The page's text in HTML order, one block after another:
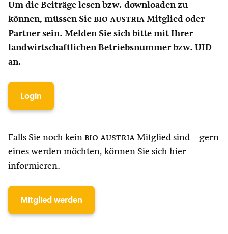
Um die Beiträge lesen bzw. downloaden zu
können, müssen Sie bio austria Mitglied oder
Partner sein. Melden Sie sich bitte mit Ihrer
landwirtschaftlichen Betriebsnummer bzw. UID
an.
Login
Falls Sie noch kein bio austria Mitglied sind – gern
eines werden möchten, können Sie sich hier
informieren.
Mitglied werden